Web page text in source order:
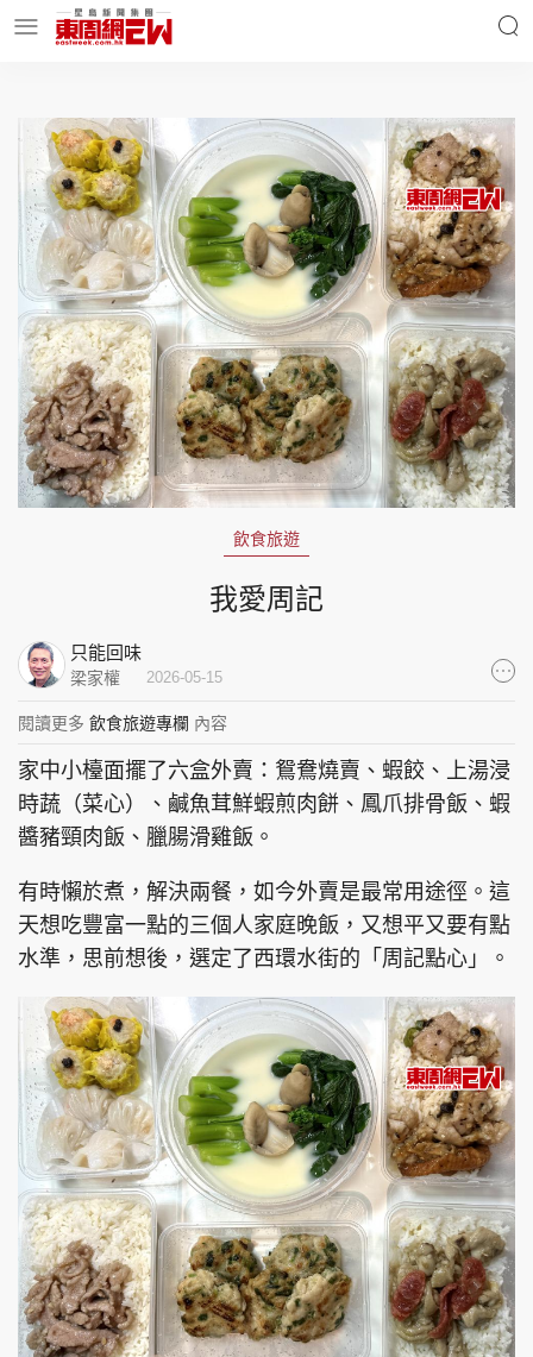
明星名人 時事財經
東周Ladies 優享生活
東周食玩通 會員活動
玄學靈異 東周專欄
東周刊
PCM 電腦廣場 星島頭條 星島日報
頭條日報 星島環球 The Standard
親子王 Oh!爸媽 JobMarket
頭條搵工 EDUPLUS
關於我們
聯絡我們
使用條款
版權及免責聲明
飲食旅遊
我愛周記
只能回味
梁家權 2026-05-15
閱讀更多 飲食旅遊專欄 內容
家中小檯面擺了六盒外賣：鴛鴦燒賣、蝦餃、上湯浸
時蔬（菜心）、鹹魚茸鮮蝦煎肉餅、鳳爪排骨飯、蝦
醬豬頸肉飯、臘腸滑雞飯。
有時懶於煮，解決兩餐，如今外賣是最常用途徑。這
天想吃豐富一點的三個人家庭晚飯，又想平又要有點
水準，思前想後，選定了西環水街的「周記點心」。